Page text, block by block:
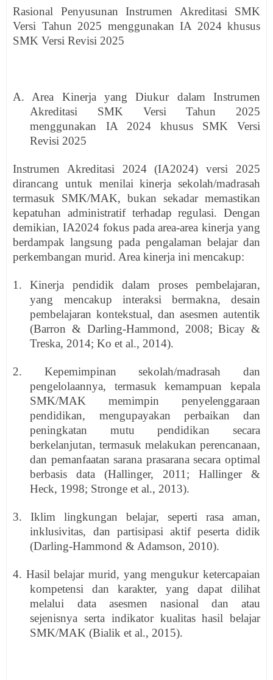
Rasional Penyusunan Instrumen Akreditasi SMK
Versi Tahun 2025 menggunakan IA 2024 khusus
SMK Versi Revisi 2025
A. Area Kinerja yang Diukur dalam Instrumen
Akreditasi SMK Versi Tahun 2025
menggunakan IA 2024 khusus SMK Versi
Revisi 2025
Instrumen Akreditasi 2024 (IA2024) versi 2025
dirancang untuk menilai kinerja sekolah/madrasah
termasuk SMK/MAK, bukan sekadar memastikan
kepatuhan administratif terhadap regulasi. Dengan
demikian, IA2024 fokus pada area-area kinerja yang
berdampak langsung pada pengalaman belajar dan
perkembangan murid. Area kinerja ini mencakup:
1. Kinerja pendidik dalam proses pembelajaran,
yang mencakup interaksi bermakna, desain
pembelajaran kontekstual, dan asesmen autentik
(Barron & Darling-Hammond, 2008; Bicay &
Treska, 2014; Ko et al., 2014).
2. Kepemimpinan sekolah/madrasah dan
pengelolaannya, termasuk kemampuan kepala
SMK/MAK memimpin penyelenggaraan
pendidikan, mengupayakan perbaikan dan
peningkatan mutu pendidikan secara
berkelanjutan, termasuk melakukan perencanaan,
dan pemanfaatan sarana prasarana secara optimal
berbasis data (Hallinger, 2011; Hallinger &
Heck, 1998; Stronge et al., 2013).
3. Iklim lingkungan belajar, seperti rasa aman,
inklusivitas, dan partisipasi aktif peserta didik
(Darling-Hammond & Adamson, 2010).
4. Hasil belajar murid, yang mengukur ketercapaian
kompetensi dan karakter, yang dapat dilihat
melalui data asesmen nasional dan atau
sejenisnya serta indikator kualitas hasil belajar
SMK/MAK (Bialik et al., 2015).